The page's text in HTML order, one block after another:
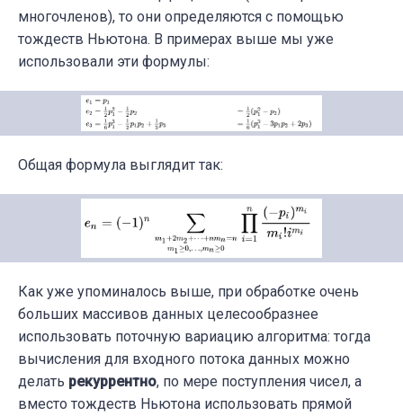
многочленов), то они определяются с помощью
тождеств Ньютона. В примерах выше мы уже
использовали эти формулы:
Общая формула выглядит так:
Как уже упоминалось выше, при обработке очень
больших массивов данных целесообразнее
использовать поточную вариацию алгоритма: тогда
вычисления для входного потока данных можно
делать рекуррентно, по мере поступления чисел, а
вместо тождеств Ньютона использовать прямой